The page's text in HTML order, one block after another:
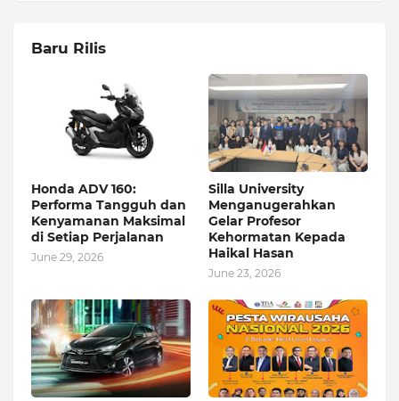
Baru Rilis
Honda ADV 160:
Performa Tangguh dan
Kenyamanan Maksimal
di Setiap Perjalanan
June 29, 2026
Silla University
Menganugerahkan
Gelar Profesor
Kehormatan Kepada
Haikal Hasan
June 23, 2026